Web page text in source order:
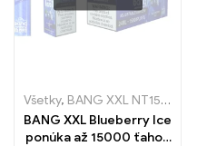
Všetky, BANG XXL NT15000
BANG XXL Blueberry Ice
ponúka až 15000 ťahov